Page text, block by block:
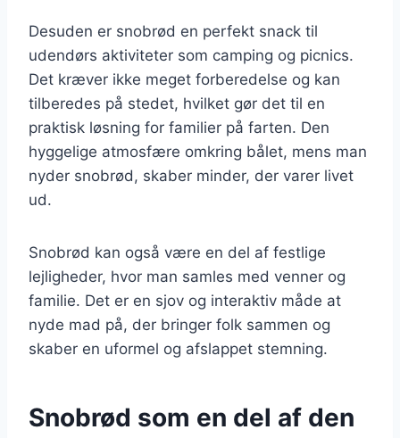
Desuden er snobrød en perfekt snack til
udendørs aktiviteter som camping og picnics.
Det kræver ikke meget forberedelse og kan
tilberedes på stedet, hvilket gør det til en
praktisk løsning for familier på farten. Den
hyggelige atmosfære omkring bålet, mens man
nyder snobrød, skaber minder, der varer livet
ud.
Snobrød kan også være en del af festlige
lejligheder, hvor man samles med venner og
familie. Det er en sjov og interaktiv måde at
nyde mad på, der bringer folk sammen og
skaber en uformel og afslappet stemning.
Snobrød som en del af den